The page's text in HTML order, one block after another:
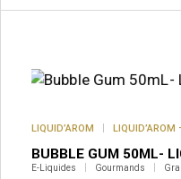
produit
LIQUID’AROM LIQUID’AROM
BUBBLE GUM 50ML-
E-Liquides Gourmands